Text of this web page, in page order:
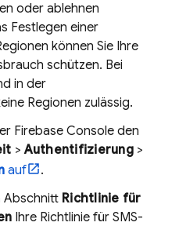
oder ablehnen
Festlegen einer
können Sie Ihre
schützen. Bei
in der
Regionen zulässig.
Firebase Console den
>Authentifizierung>
auf
.
Abschnitt Richtlinie für
Ihre Richtlinie für SMS-